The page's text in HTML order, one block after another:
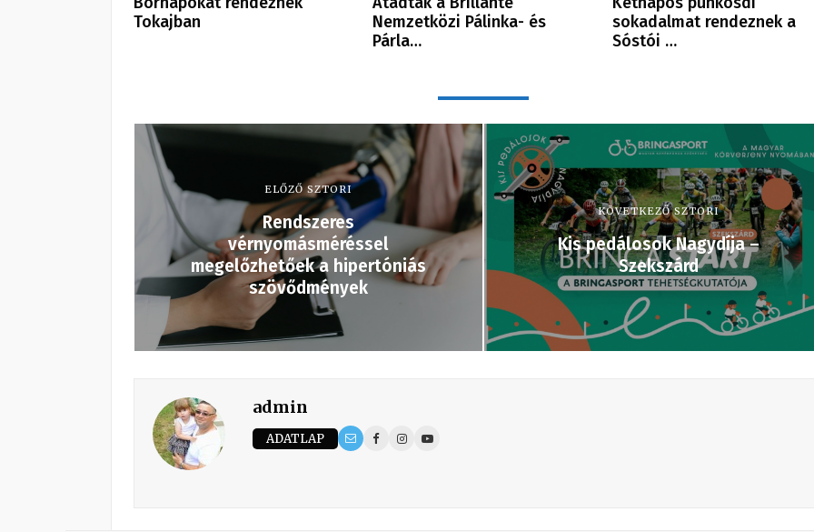
Tokajban
Nemzetközi Pálinka- és
Párla…
sokadalmat rendeznek a
Sóstói …
ELŐZŐ SZTORI
Rendszeres
vérnyomásméréssel
megelőzhetőek a hipertóniás
szövődmények
KÖVETKEZŐ SZTORI
Kis pedálosok Nagydíja –
Szekszárd
admin
ADATLAP